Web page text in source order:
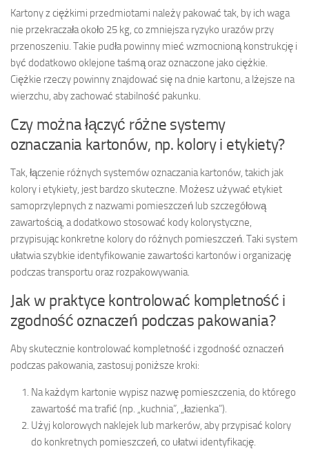
Kartony z ciężkimi przedmiotami należy pakować tak, by ich waga
nie przekraczała około 25 kg, co zmniejsza ryzyko urazów przy
przenoszeniu. Takie pudła powinny mieć wzmocnioną konstrukcję i
być dodatkowo oklejone taśmą oraz oznaczone jako ciężkie.
Ciężkie rzeczy powinny znajdować się na dnie kartonu, a lżejsze na
wierzchu, aby zachować stabilność pakunku.
Czy można łączyć różne systemy
oznaczania kartonów, np. kolory i etykiety?
Tak, łączenie różnych systemów oznaczania kartonów, takich jak
kolory i etykiety, jest bardzo skuteczne. Możesz używać etykiet
samoprzylepnych z nazwami pomieszczeń lub szczegółową
zawartością, a dodatkowo stosować kody kolorystyczne,
przypisując konkretne kolory do różnych pomieszczeń. Taki system
ułatwia szybkie identyfikowanie zawartości kartonów i organizację
podczas transportu oraz rozpakowywania.
Jak w praktyce kontrolować kompletność i
zgodność oznaczeń podczas pakowania?
Aby skutecznie kontrolować kompletność i zgodność oznaczeń
podczas pakowania, zastosuj poniższe kroki:
Na każdym kartonie wypisz nazwę pomieszczenia, do którego
zawartość ma trafić (np. „kuchnia”, „łazienka”).
Użyj kolorowych naklejek lub markerów, aby przypisać kolory
do konkretnych pomieszczeń, co ułatwi identyfikację.